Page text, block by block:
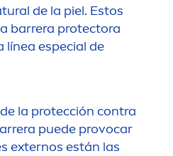
de la piel. Estos
barrera protectora
línea especial de
la protección contra
puede provocar
externos están las